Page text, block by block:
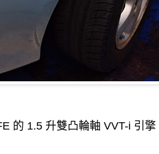
的 1.5 升雙凸輪軸 VVT-i 引